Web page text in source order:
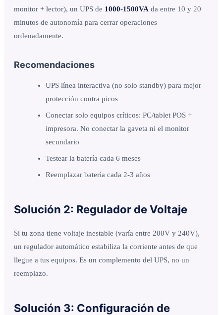
monitor + lector), un UPS de 1000-1500VA da entre 10 y 20
minutos de autonomía para cerrar operaciones
ordenadamente.
Recomendaciones
UPS línea interactiva (no solo standby) para mejor
protección contra picos
Conectar solo equipos críticos: PC/tablet POS +
impresora. No conectar la gaveta ni el monitor
secundario
Testear la batería cada 6 meses
Reemplazar batería cada 2-3 años
Solución 2: Regulador de Voltaje
Si tu zona tiene voltaje inestable (varía entre 200V y 240V),
un regulador automático estabiliza la corriente antes de que
llegue a tus equipos. Es un complemento del UPS, no un
reemplazo.
Solución 3: Configuración de